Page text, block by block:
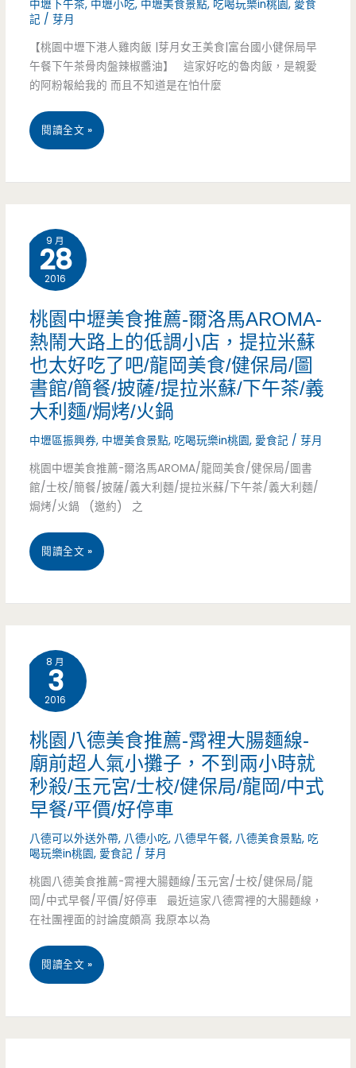
購
領
口
罩
中壢下午茶, 中壢小吃, 中壢美食景點, 吃喝玩樂in桃園, 愛食
記 /芽月
【桃園中壢下港人雞肉飯 |芽月女王美食|富台國小健保局早
午餐下午茶骨肉盤辣椒醬油】 這家好吃的魯肉飯，是親愛
的阿粉報給我的 而且不知道是在怕什麼
桃
美
食-
下
港
人
雞
飯-
處
飄
香，
辣
椒
醬
油
重
點
呀
~
閱讀全文 »
9 月
28
2016
桃園中壢美食推薦-爾洛馬AROMA-
熱鬧大路上的低調小店，提拉米蘇
也太好吃了吧/龍岡美食/健保局/圖
書館/簡餐/披薩/提拉米蘇/下午茶/義
大利麵/焗烤/火鍋
中壢區振興券, 中壢美食景點, 吃喝玩樂in桃園, 愛食記 /芽月
桃園中壢美食推薦-爾洛馬AROMA/龍岡美食/健保局/圖書
館/士校/簡餐/披薩/義大利麵/提拉米蘇/下午茶/義大利麵/
焗烤/火鍋 (邀約) 之
桃
美
食
推
薦-
爾
馬
AROMA-
熱
鬧
大
閱讀全文 »
8 月
3
2016
桃園八德美食推薦-霄裡大腸麵線-
廟前超人氣小攤子，不到兩小時就
秒殺/玉元宮/士校/健保局/龍岡/中式
早餐/平價/好停車
八德可以外送外帶, 八德小吃, 八德早午餐, 八德美食景點, 吃
喝玩樂in桃園, 愛食記 /芽月
桃園八德美食推薦-霄裡大腸麵線/玉元宮/士校/健保局/龍
岡/中式早餐/平價/好停車 最近這家八德霄裡的大腸麵線，
在社團裡面的討論度頗高 我原本以為
桃
閱讀全文 »